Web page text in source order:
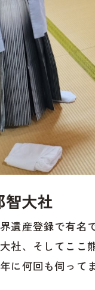
智大社
遺産登録で有名
社、そしてここ
に何回も伺って